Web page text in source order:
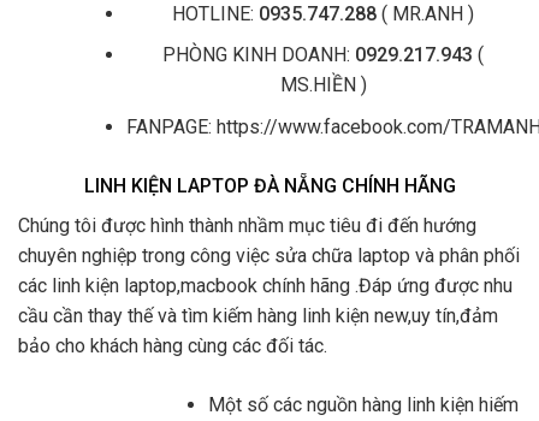
HOTLINE: 0935.747.288 ( MR.ANH )
PHÒNG KINH DOANH: 0929.217.943 (
MS.HIỀN )
FANPAGE: https://www.facebook.com/
LINH KIỆN LAPTOP ĐÀ NẴNG CHÍNH HÃNG
Chúng tôi được hình thành nhầm mục tiêu đi đến hướng
chuyên nghiệp trong công việc sửa chữa laptop và phân phối
các linh kiện laptop,macbook chính hãng .Đáp ứng được nhu
cầu cần thay thế và tìm kiếm hàng linh kiện new,uy tín,đảm
bảo cho khách hàng cùng các đối tác.
Một số các nguồn hàng linh kiện hiếm